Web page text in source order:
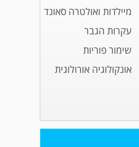
מיילדות ואולטרה סאונד
עקרות הגבר
שימור פוריות
אונקולוגיה אורולוגית